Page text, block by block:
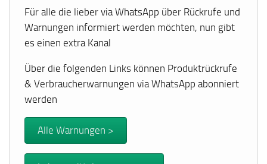
Für alle die lieber via WhatsApp über Rückrufe und
Warnungen informiert werden möchten, nun gibt
es einen extra Kanal
Über die folgenden Links können Produktrückrufe
& Verbraucherwarnungen via WhatsApp abonniert
werden
Alle Warnungen >